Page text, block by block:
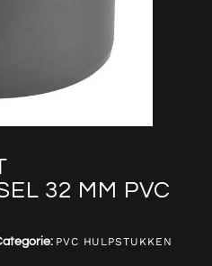
32 MM PVC
PVC HULPSTUKKEN